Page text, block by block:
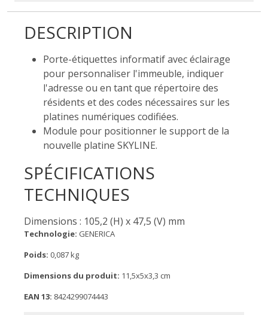
DESCRIPTION
Porte-étiquettes informatif avec éclairage
pour personnaliser l'immeuble, indiquer
l'adresse ou en tant que répertoire des
résidents et des codes nécessaires sur les
platines numériques codifiées.
Module pour positionner le support de la
nouvelle platine SKYLINE.
SPÉCIFICATIONS
TECHNIQUES
Dimensions : 105,2 (H) x 47,5 (V) mm
Technologie: GENERICA
Poids: 0,087 kg
Dimensions du produit: 11,5x5x3,3 cm
EAN 13: 8424299074443